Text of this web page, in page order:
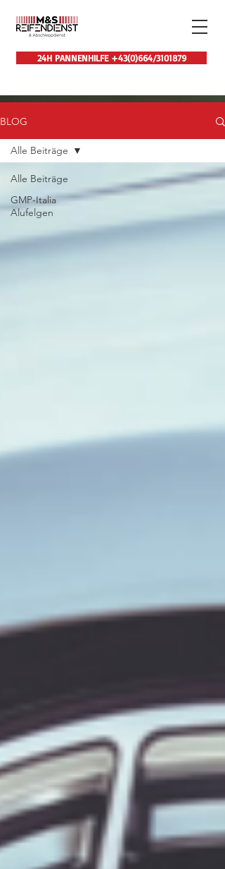
24H PANNENHILFE +43(0)664/3101879
BLOG
Alle Beiträge
GMP-Italia
Alufelgen
Alle Beiträge